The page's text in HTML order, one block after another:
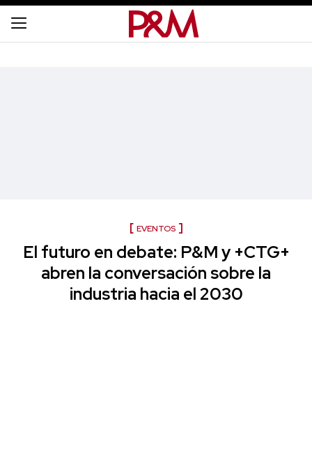
EVENTOS
El futuro en debate: P&M y +CTG+
abren la conversación sobre la
industria hacia el 2030